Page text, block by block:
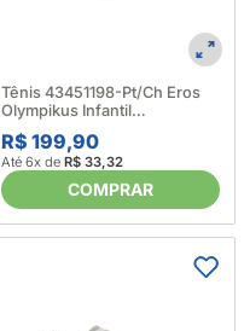
Tênis 43451198-Pt/Ch Eros
Olympikus Infantil
640755_Preto
R$ 199,90
Até 6x de R$ 33,32
COMPRAR